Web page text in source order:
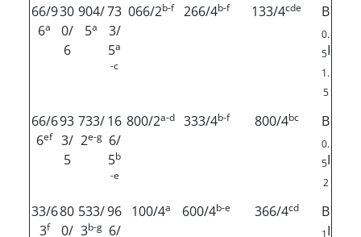
66/9
6a
30
0/
6
904/
5a
73
3/
5a
-c
066/2b-f 266/4b-f 133/4cde B
0.
5I
1.
5
66/6
6ef
93
3/
5
733/
2e-g
16
6/
5b
-e
800/2a-d 333/4b-f 800/4bc B
0.
5I
2
33/6
3f
80
0/
533/
3b-g
96
6/
100/4a 600/4b-e 366/4cd B
1I